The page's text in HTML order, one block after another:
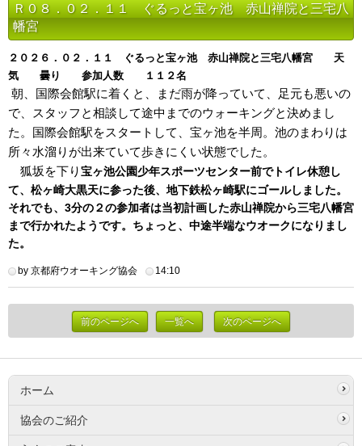
Ｒ０８．０２．１１ ぐるっと宝ヶ池 赤山禅院と三宅八
幡宮
２０２６．０２．１１ ぐるっと宝ヶ池 赤山禅院と三宅八幡宮 天
気 曇り 参加人数 １１２名
朝、国際会館駅に着くと、まだ雨が降っていて、足元も悪いの
で、スタッフと相談して途中までのウォーキングと決めまし
た。国際会館駅をスタートして、宝ヶ池を半周。池のまわりは
所々水溜りが出来ていて歩きにくい状態でした。
狐坂を下り宝ヶ池公園少年スポーツセンター前でトイレ休憩し
て、松ヶ崎大黒天に参った後、地下鉄松ヶ崎駅にゴールしました。
それでも、3分の２の参加者は当初計画した赤山禅院から三宅八幡宮
まで行かれたようです。ちょっと、中途半端なウオークになりまし
た。
by 京都府ウオーキング協会 14:10
前のページへ 一覧へ 次のページへ
ホーム
協会のご紹介